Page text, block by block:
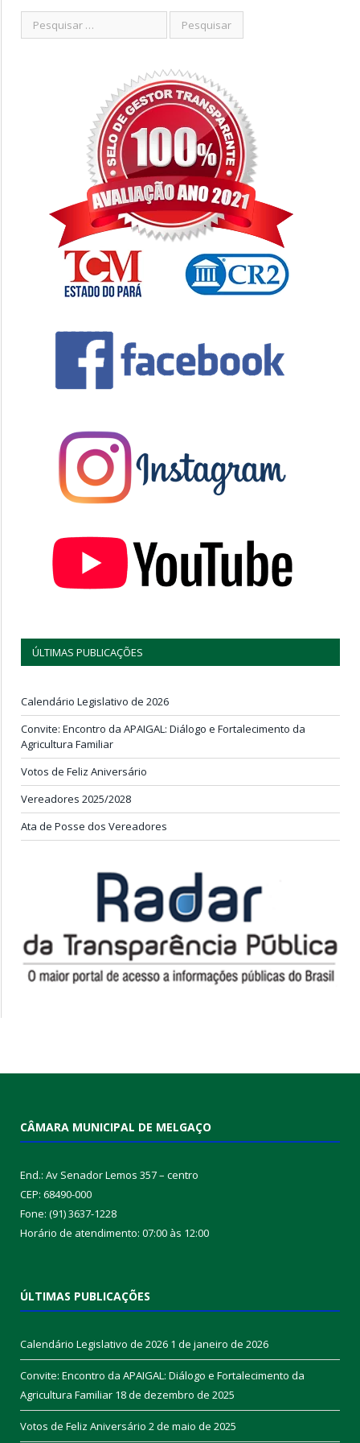
ÚLTIMAS PUBLICAÇÕES
Calendário Legislativo de 2026
Convite: Encontro da APAIGAL: Diálogo e Fortalecimento da
Agricultura Familiar
Votos de Feliz Aniversário
Vereadores 2025/2028
Ata de Posse dos Vereadores
CÂMARA MUNICIPAL DE MELGAÇO
End.: Av Senador Lemos 357 – centro
CEP: 68490-000
Fone: (91) 3637-1228
Horário de atendimento: 07:00 às 12:00
ÚLTIMAS PUBLICAÇÕES
Calendário Legislativo de 2026 1 de janeiro de 2026
Convite: Encontro da APAIGAL: Diálogo e Fortalecimento da
Agricultura Familiar 18 de dezembro de 2025
Votos de Feliz Aniversário 2 de maio de 2025